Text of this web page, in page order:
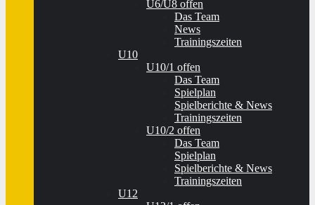
U6/U8 offen
Das Team
News
Trainingszeiten
U10
U10/1 offen
Das Team
Spielplan
Spielberichte & News
Trainingszeiten
U10/2 offen
Das Team
Spielplan
Spielberichte & News
Trainingszeiten
U12